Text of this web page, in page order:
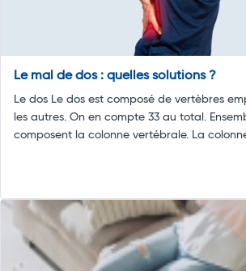
Le mal de dos : quelles solutions ?
Le dos Le dos est composé de vertèbres
les autres. On en compte 33 au total.
composent la colonne vertébrale. La